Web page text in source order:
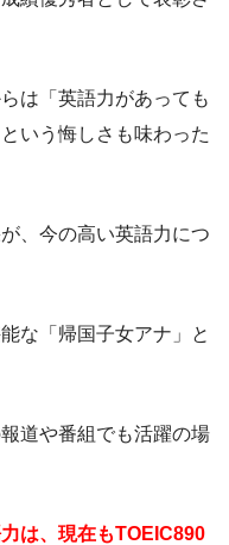
は「英語力があっても
いう悔しさも味わった
、今の高い英語力につ
な「帰国子女アナ」と
道や番組でも活躍の場
は、現在もTOEIC890